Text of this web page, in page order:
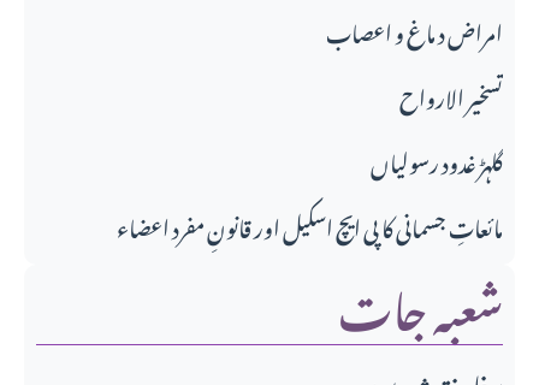
امراض د ماغ و اعصاب
تسخير الارواح
گلہڑ غدود رسولیاں
مائعاتِ جسمانی کا پی ایچ اسکیل اور قانونِ مفرد اعضاء
شعبہ جات